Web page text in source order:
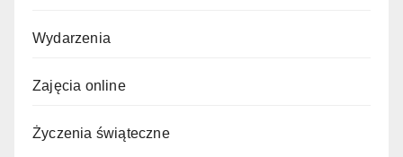
Wydarzenia
Zajęcia online
Życzenia świąteczne